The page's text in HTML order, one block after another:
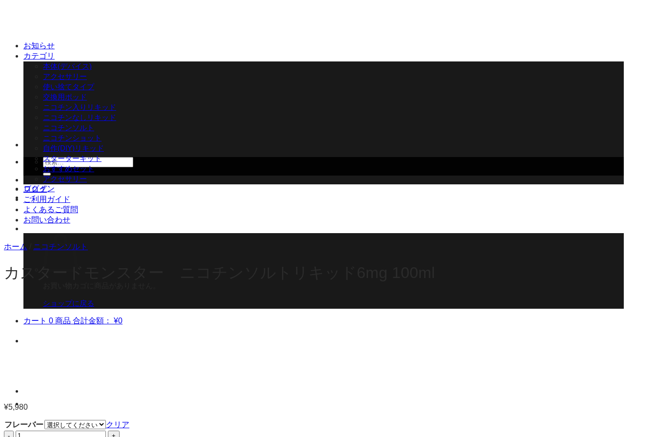
検
索
対
象:
ログイン
ショップに戻る
カート 0 商品 合計金額： ¥0
お知らせ
カテゴリ
本体(デバイス)
アクセサリー
使い捨てタイプ
交換用ポッド
ニコチン入りリキッド
ニコチンなしリキッド
ニコチンソルト
ニコチンショット
自作(DIY)リキッド
スターターキット
おすすめセット
アクセサリー
ブログ
ご利用ガイド
よくあるご質問
お問い合わせ
ホーム ニコチンソルト
カスタードモンスター ニコチンソルトリキッド6mg 100ml
¥5,980
フレーバー
クリア
カ